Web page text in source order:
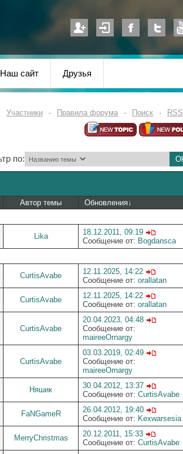
Наш сайт Друзья
Участники · Правила форума · Поиск · RSS
по:
Автор темы Обновления↓
Lika
18.12.2011, 09:19
Сообщение от: Bogdansca
CurtisAvabe
12.11.2025, 14:22
Сообщение от: orallatan
CurtisAvabe
12.11.2025, 14:22
Сообщение от: orallatan
CurtisAvabe
20.04.2023, 04:48
Сообщение от:
maireeOrnargy
CurtisAvabe
03.03.2019, 02:49
Сообщение от:
maireeOrnargy
Няшик
30.04.2012, 13:37
Сообщение от: CurtisAvabe
FaNGameR
26.04.2012, 19:40
Сообщение от: Kexwarsesia
MerryChristmas
20.12.2011, 15:33
Сообщение от: CurtisAvabe